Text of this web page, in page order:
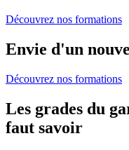
Découvrez nos formations
Envie d'un
Découvrez nos formations
Les grades du
faut savoir